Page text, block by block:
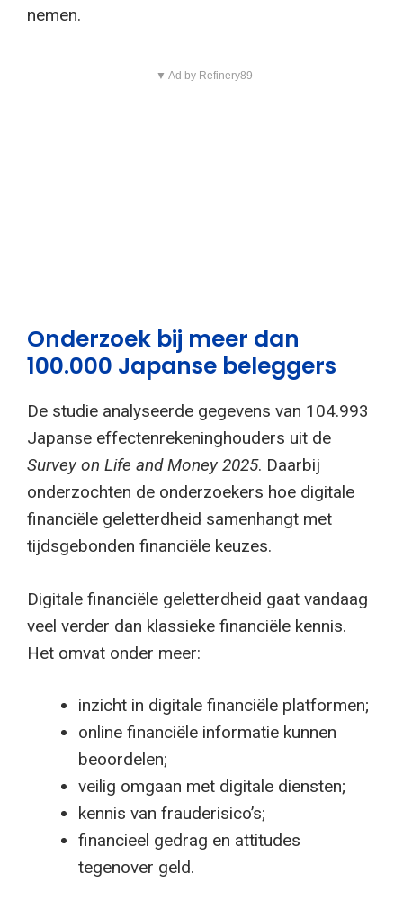
nemen.
▼ Ad by Refinery89
Onderzoek bij meer dan
100.000 Japanse beleggers
De studie analyseerde gegevens van 104.993
Japanse effectenrekeninghouders uit de
Survey on Life and Money 2025. Daarbij
onderzochten de onderzoekers hoe digitale
financiële geletterdheid samenhangt met
tijdsgebonden financiële keuzes.
Digitale financiële geletterdheid gaat vandaag
veel verder dan klassieke financiële kennis.
Het omvat onder meer:
inzicht in digitale financiële platformen;
online financiële informatie kunnen
beoordelen;
veilig omgaan met digitale diensten;
kennis van frauderisico’s;
financieel gedrag en attitudes
tegenover geld.